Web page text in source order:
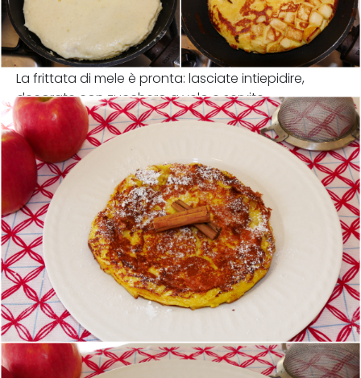
La frittata di mele è pronta: lasciate intiepidire,
decorate con zucchero a velo e servite.